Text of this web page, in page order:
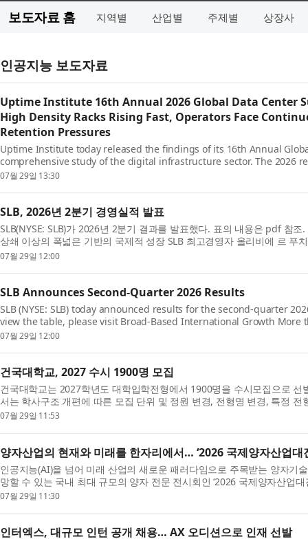
보도자료 홈 지역별 산업별 주제별 상장사
인공지능 보도자료
Uptime Institute 16th Annual 2026 Global Data Center
High Density Racks Rising Fast, Operators Face
Retention Pressures
Uptime Institute today released the findings of its 16th Annual
comprehensive study of the digital infrastructure sector. The 2026
navigating workforce constraints, escalating outage e...
07월 29일 13:30
SLB, 2026년 2분기 경영실적 발표
SLB(NYSE: SLB)가 2026년 2분기 결과를 발표했다. 표의 내용은 pdf 참
상쇄 이상의 폭넓은 기반의 국제적 성장 SLB 최고경영자 올리비에 르 푸
틴 아메리카, 유럽 및 아프리카, 아시아 지역의 해양...
07월 29일 12:00
SLB Announces Second-Quarter 2026 Results
SLB (NYSE: SLB) today announced results for the second-quarter
view the table, please visit Broad-Based International Growth
East Disruptions “SLB delivered solid second-quarter res...
07월 29일 12:00
건국대학교, 2027 수시 1900명 모집
건국대학교는 2027학년도 대학입학전형에서 1900명을 수시모집으로 선
서는 학사구조 개편에 따른 모집 단위 및 정원 변경, 전형명 변경, 특정 전
형 방법 변경 및 신설 등 주요한 변경 사항들이 있어 ...
07월 29일 11:53
양자산업의 현재와 미래를 한자리에서… ‘2026 국제양자산업대
인공지능(AI)을 넘어 미래 산업의 새로운 패러다임으로 주목받는 양자기
망할 수 있는 국내 최대 규모의 양자 전문 전시회인 ‘2026 국제양자산업대
2026)’이 오는 9월 9일(수)부터 11일(금)까지 사흘간 서울 삼...
07월 29일 11:30
인터엑스, 대규모 인턴 공개 채용… AX 오디션으로 인재 선발